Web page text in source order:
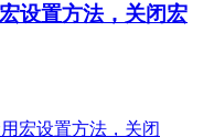
设置方法，关闭宏